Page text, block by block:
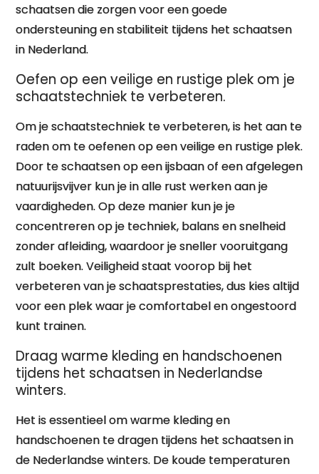
schaatsen die zorgen voor een goede
ondersteuning en stabiliteit tijdens het schaatsen
in Nederland.
Oefen op een veilige en rustige plek om je
schaatstechniek te verbeteren.
Om je schaatstechniek te verbeteren, is het aan te
raden om te oefenen op een veilige en rustige plek.
Door te schaatsen op een ijsbaan of een afgelegen
natuurijsvijver kun je in alle rust werken aan je
vaardigheden. Op deze manier kun je je
concentreren op je techniek, balans en snelheid
zonder afleiding, waardoor je sneller vooruitgang
zult boeken. Veiligheid staat voorop bij het
verbeteren van je schaatsprestaties, dus kies altijd
voor een plek waar je comfortabel en ongestoord
kunt trainen.
Draag warme kleding en handschoenen
tijdens het schaatsen in Nederlandse
winters.
Het is essentieel om warme kleding en
handschoenen te dragen tijdens het schaatsen in
de Nederlandse winters. De koude temperaturen